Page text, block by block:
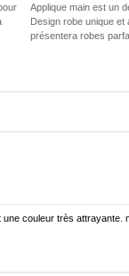
Applique main est un
Design robe unique et
présentera robes
une couleur très attrayante.